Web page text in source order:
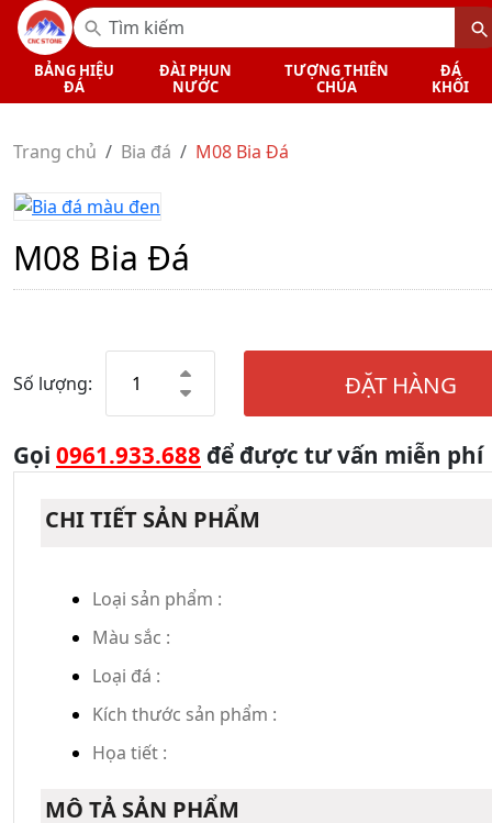
BẢNG HIỆU
ĐÁ
ĐÀI PHUN
NƯỚC
TƯỢNG THIÊN
CHÚA
ĐÁ
KHỐI
Trang chủ Bia đá M08 Bia Đá
M08 Bia Đá
Số lượng: ĐẶT HÀNG
Gọi 0961.933.688 để được tư vấn miễn phí
CHI TIẾT SẢN PHẨM
Loại sản phẩm :
Màu sắc :
Loại đá :
Kích thước sản phẩm :
Họa tiết :
MÔ TẢ SẢN PHẨM